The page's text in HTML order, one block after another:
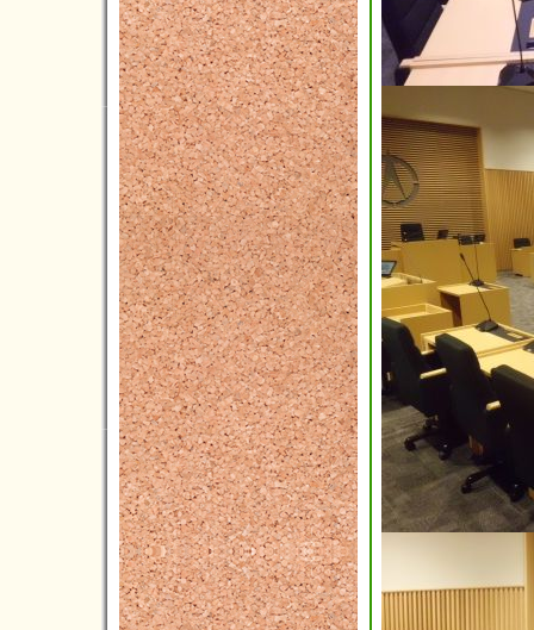
2023年10月(8)
2023年09月(3)
2023年08月(3)
2023年07月(5)
2023年06月(4)
2023年05月(4)
2023年04月(5)
2023年03月(3)
2023年02月(5)
2023年01月(4)
2022年12月(7)
2022年11月(7)
2022年10月(8)
2022年09月(5)
2022年08月(4)